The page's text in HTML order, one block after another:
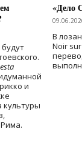
и
культуры
«Дело
В
Noir